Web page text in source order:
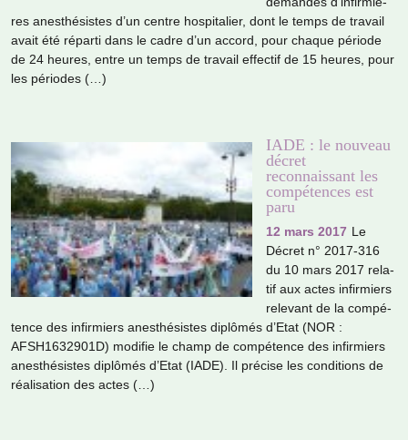
res anes­thé­sis­tes d’un centre hos­pi­ta­lier, dont le temps de tra­vail
avait été réparti dans le cadre d’un accord, pour chaque période
de 24 heures, entre un temps de tra­vail effec­tif de 15 heures, pour
les pério­des (…)
IADE : le nouveau
décret
reconnaissant les
compétences est
paru
12 mars 2017 Le
Décret n° 2017-316
du 10 mars 2017 rela­
tif aux actes infir­miers
rele­vant de la com­pé­
tence des infir­miers anes­thé­sis­tes diplô­més d’Etat (NOR :
AFSH1632901D) modi­fie le champ de com­pé­tence des infir­miers
anes­thé­sis­tes diplô­més d’Etat (IADE). Il pré­cise les condi­tions de
réa­li­sa­tion des actes (…)